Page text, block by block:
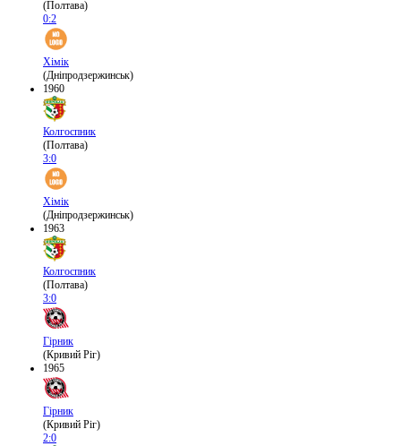
(Полтава)
0:2
Хімік
(Дніпродзержинськ)
1960
Колгоспник
(Полтава)
3:0
Хімік
(Дніпродзержинськ)
1963
Колгоспник
(Полтава)
3:0
Гірник
(Кривий Ріг)
1965
Гірник
(Кривий Ріг)
2:0